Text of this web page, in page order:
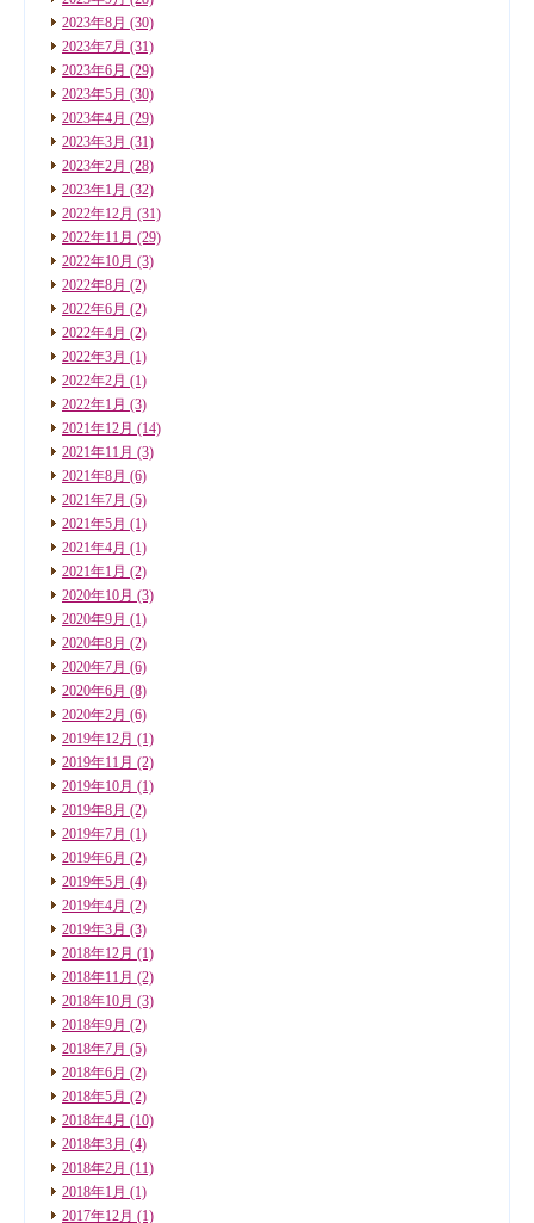
2023年8月 (30)
2023年7月 (31)
2023年6月 (29)
2023年5月 (30)
2023年4月 (29)
2023年3月 (31)
2023年2月 (28)
2023年1月 (32)
2022年12月 (31)
2022年11月 (29)
2022年10月 (3)
2022年8月 (2)
2022年6月 (2)
2022年4月 (2)
2022年3月 (1)
2022年2月 (1)
2022年1月 (3)
2021年12月 (14)
2021年11月 (3)
2021年8月 (6)
2021年7月 (5)
2021年5月 (1)
2021年4月 (1)
2021年1月 (2)
2020年10月 (3)
2020年9月 (1)
2020年8月 (2)
2020年7月 (6)
2020年6月 (8)
2020年2月 (6)
2019年12月 (1)
2019年11月 (2)
2019年10月 (1)
2019年8月 (2)
2019年7月 (1)
2019年6月 (2)
2019年5月 (4)
2019年4月 (2)
2019年3月 (3)
2018年12月 (1)
2018年11月 (2)
2018年10月 (3)
2018年9月 (2)
2018年7月 (5)
2018年6月 (2)
2018年5月 (2)
2018年4月 (10)
2018年3月 (4)
2018年2月 (11)
2018年1月 (1)
2017年12月 (1)